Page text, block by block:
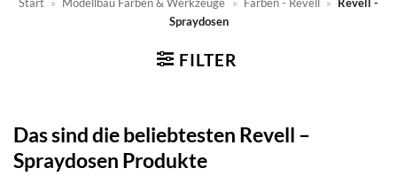
Start » Modellbau Farben & Werkzeuge » Farben - Revell » Revell -
Spraydosen
FILTER
Das sind die beliebtesten Revell –
Spraydosen Produkte